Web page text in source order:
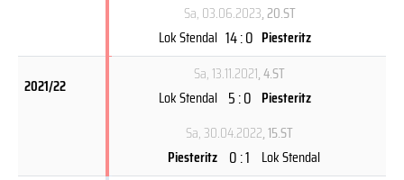
Sa, 03.06.2023, 20.ST
Lok Stendal 14 : 0 Piesteritz
2021/22
Sa, 13.11.2021, 4.ST
Lok Stendal 5 : 0 Piesteritz
Sa, 30.04.2022, 15.ST
Piesteritz 0 : 1 Lok Stendal